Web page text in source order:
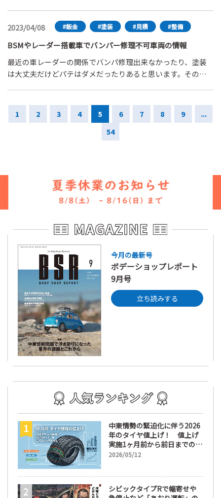
ないです。車種はハリアー60系です。
2023/04/08 #鈑金 #塗装 #見積 #整備
BSMやレーダー搭載車でバンパー修理不可車両の情報
最近の車レーダーの関係でバンパ修理出来なかったり、塗装
は大丈夫だけどパテはダメだったりあると思います。その車
1 2 3 4 5 6 7 8 9
...
54
今月の最新号
ボデーショップレポート
9月号
立ち読みする
中東情勢の緊迫化に伴う2026
年のタイヤ値上げ！ 値上げ
実施1ヶ月前から前日までの期
間が販売において極めて重要
2026/05/12
シビックタイプRで幅寄せや